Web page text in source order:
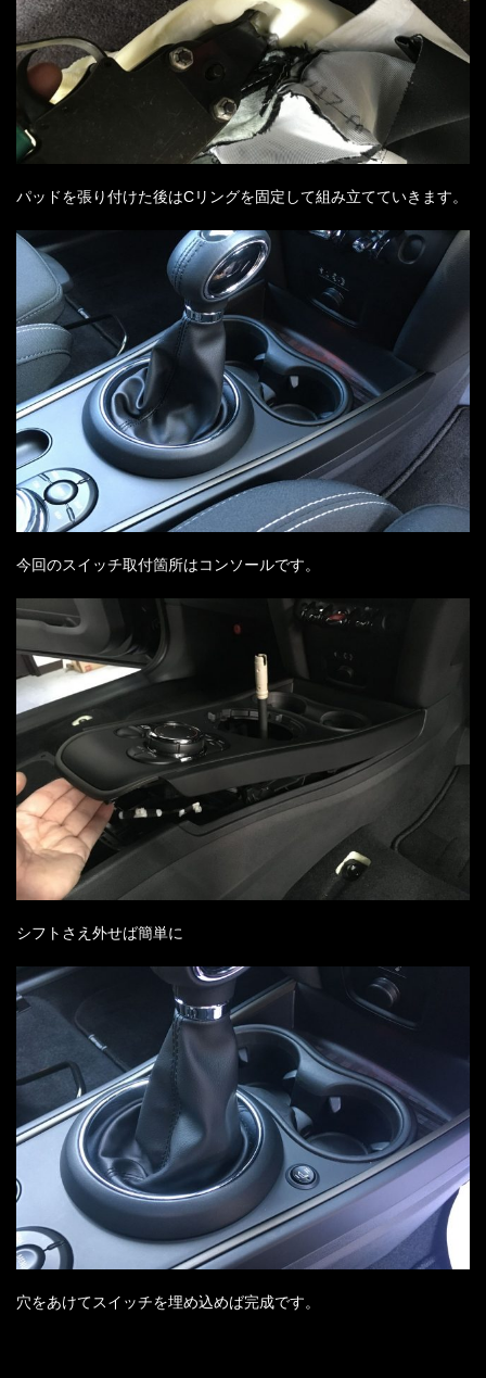
パッドを張り付けた後はCリングを固定して組み立てていきます。
今回のスイッチ取付箇所はコンソールです。
シフトさえ外せば簡単に
穴をあけてスイッチを埋め込めば完成です。